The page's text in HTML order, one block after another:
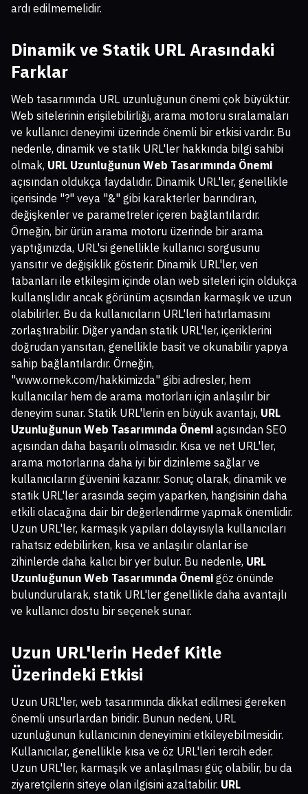
ardı edilmemelidir.
Dinamik ve Statik URL Arasındaki
Farklar
Web tasarımında URL uzunluğunun önemi çok büyüktür.
Web sitelerinin erişilebilirliği, arama motoru sıralamaları
ve kullanıcı deneyimi üzerinde önemli bir etkisi vardır. Bu
nedenle, dinamik ve statik URL'ler hakkında bilgi sahibi
olmak, URL Uzunluğunun Web Tasarımında Önemi
açısından oldukça faydalıdır. Dinamik URL'ler, genellikle
içerisinde "?" veya "&" gibi karakterler barındıran,
değişkenler ve parametreler içeren bağlantılardır.
Örneğin, bir ürün arama motoru üzerinde bir arama
yaptığınızda, URL'si genellikle kullanıcı sorgusunu
yansıtır ve değişiklik gösterir. Dinamik URL'ler, veri
tabanları ile etkileşim içinde olan web siteleri için oldukça
kullanışlıdır ancak görünüm açısından karmaşık ve uzun
olabilirler. Bu da kullanıcıların URL'leri hatırlamasını
zorlaştırabilir. Diğer yandan statik URL'ler, içeriklerini
doğrudan yansıtan, genellikle basit ve okunabilir yapıya
sahip bağlantılardır. Örneğin,
"www.ornek.com/hakkimizda" gibi adresler, hem
kullanıcılar hem de arama motorları için anlaşılır bir
deneyim sunar. Statik URL'lerin en büyük avantajı, URL
Uzunluğunun Web Tasarımında Önemi açısından SEO
açısından daha başarılı olmasıdır. Kısa ve net URL'ler,
arama motorlarına daha iyi bir dizinleme sağlar ve
kullanıcıların güvenini kazanır. Sonuç olarak, dinamik ve
statik URL'ler arasında seçim yaparken, hangisinin daha
etkili olacağına dair bir değerlendirme yapmak önemlidir.
Uzun URL'ler, karmaşık yapıları dolayısıyla kullanıcıları
rahatsız edebilirken, kısa ve anlaşılır olanlar ise
zihinlerde daha kalıcı bir yer bulur. Bu nedenle, URL
Uzunluğunun Web Tasarımında Önemi göz önünde
bulundurularak, statik URL'ler genellikle daha avantajlı
ve kullanıcı dostu bir seçenek sunar.
Uzun URL'lerin Hedef Kitle
Üzerindeki Etkisi
Uzun URL'ler, web tasarımında dikkat edilmesi gereken
önemli unsurlardan biridir. Bunun nedeni, URL
uzunluğunun kullanıcının deneyimini etkileyebilmesidir.
Kullanıcılar, genellikle kısa ve öz URL'leri tercih eder.
Uzun URL'ler, karmaşık ve anlaşılması güç olabilir, bu da
ziyaretçilerin siteye olan ilgisini azaltabilir. URL